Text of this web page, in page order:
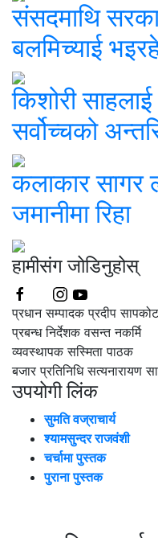
संसदमाथि
बलमिच्याई
किशोरी
सर्वोच्चको
कलाकार सागर
जमानीमा रिहा
हामीसंग जोडिनुहोस्
प्रधान सम्पादकप्रदीप
प्रबन्ध निर्देशकवसन्त नकर्मि
व्यवस्थापकसस्मिता पाठक
बजार प्रतिनिधि सत्यनारायण
उपयोगी लिंक
सुमति वज्राचार्य
श्यामसुन्दर राजवंशी
चर्चामा पुस्तक
पुराना पुस्तक